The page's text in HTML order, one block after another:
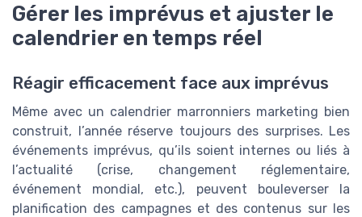
Gérer les imprévus et ajuster le
calendrier en temps réel
Réagir efficacement face aux imprévus
Même avec un calendrier marronniers marketing bien
construit, l’année réserve toujours des surprises. Les
événements imprévus, qu’ils soient internes ou liés à
l’actualité (crise, changement réglementaire,
événement mondial, etc.), peuvent bouleverser la
planification des campagnes et des contenus sur les